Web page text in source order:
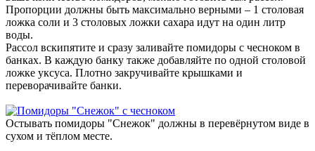
Пропорции должны быть максимально верными – 1 столовая
ложка соли и 3 столовых ложки сахара идут на один литр
воды.
Рассол вскипятите и сразу заливайте помидоры с чесноком в
банках. В каждую банку также добавляйте по одной столовой
ложке уксуса. Плотно закручивайте крышками и
переворачивайте банки.
Остывать помидоры "Снежок" должны в перевёрнутом виде в
сухом и тёплом месте.